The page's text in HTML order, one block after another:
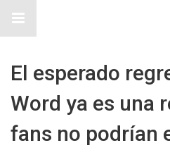
El esperado
Word ya es una
fans no podrían